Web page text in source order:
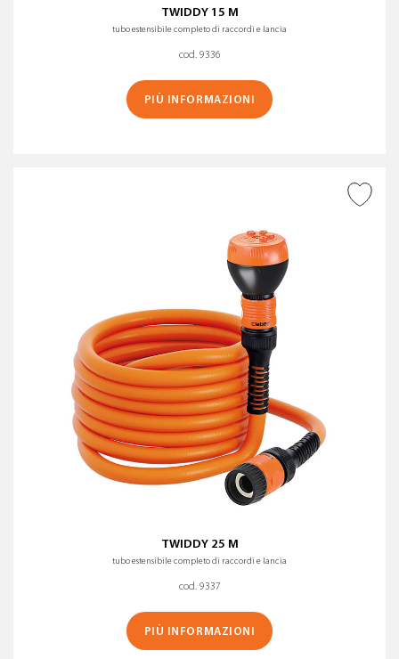
TWIDDY 15 M
tubo estensibile completo di raccordi e lancia
cod. 9336
PIÙ INFORMAZIONI
TWIDDY 25 M
tubo estensibile completo di raccordi e lancia
cod. 9337
PIÙ INFORMAZIONI